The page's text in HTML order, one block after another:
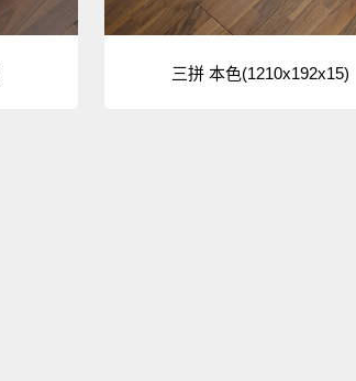
三拼 本色(1210x192x15)